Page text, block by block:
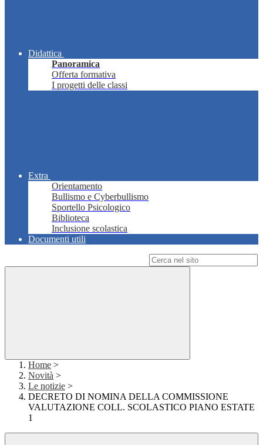
Didattica
Panoramica
Offerta formativa
I progetti delle classi
Extra
Orientamento
Bullismo e Cyberbullismo
Sportello Psicologico
Biblioteca
Inclusione scolastica
Documenti utili
Home >
Novità >
Le notizie >
DECRETO DI NOMINA DELLA COMMISSIONE
VALUTAZIONE COLL. SCOLASTICO PIANO ESTATE
1